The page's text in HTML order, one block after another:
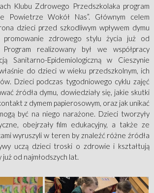
Klubu Zdrowego Przedszkolaka program
Powietrze Wokół Nas”. Głównym celem
dzieci przed szkodliwym wpływem dymu
zdrowego stylu życia już od
Program realizowany był we współpracy
Sanitarno-Epidemiologiczną w Cieszynie
do dzieci w wieku przedszkolnym, ich
Dzieci podczas tygodniowego cyklu zajęć
źródła dymu, dowiedziały się, jakie skutki
z dymem papierosowym, oraz jak unikać
być na niego narażone. Dzieci tworzyły
obejrzały film edukacyjny, a także ze
wyruszyli w teren by znaleźć różne źródła
uczą dzieci troski o zdrowie i kształtują
od najmłodszych lat.